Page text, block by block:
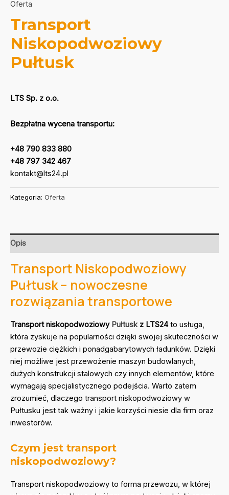
Oferta
Transport
Niskopodwoziowy
Pułtusk
LTS Sp. z o.o.
Bezpłatna wycena transportu:
+48 790 833 880
+48 797 342 467
kontakt@lts24.pl
Kategoria: Oferta
Opis
Transport Niskopodwoziowy
Pułtusk – nowoczesne
rozwiązania transportowe
Transport niskopodwoziowy Pułtuskz LTS24to usługa,
która zyskuje na popularności dzięki swojej skuteczności w
przewozie ciężkich i ponadgabarytowych ładunków. Dzięki
niej możliwe jest przewożenie maszyn budowlanych,
dużych konstrukcji stalowych czy innych elementów, które
wymagają specjalistycznego podejścia. Warto zatem
zrozumieć, dlaczego transport niskopodwoziowy w
Pułtusku jest tak ważny i jakie korzyści niesie dla firm oraz
inwestorów.
Czym jest transport
niskopodwoziowy?
Transport niskopodwoziowy to forma przewozu, w której